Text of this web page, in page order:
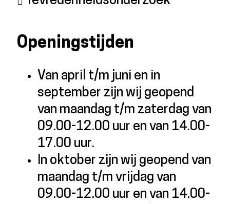
Openingstijden
Van april t/m juni en in
september zijn wij geopend
van maandag t/m zaterdag van
09.00-12.00 uur en van 14.00-
17.00 uur.
In oktober zijn wij geopend van
maandag t/m vrijdag van
09.00-12.00 uur en van 14.00-